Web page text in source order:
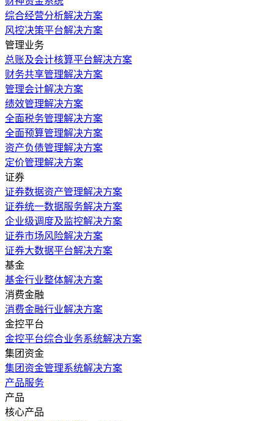
综合经营分析解决方案
风控决策平台解决方案
管理业务
总账及会计核算平台解决方案
财务共享管理解决方案
管理会计解决方案
绩效管理解决方案
全面税务管理解决方案
全面预算管理解决方案
资产负债管理解决方案
定价管理解决方案
证券
证券数据资产管理解决方案
证券统一数据服务解决方案
企业级调度及监控解决方案
证券市场风险解决方案
证券大数据平台解决方案
基金
基金行业整体解决方案
消费金融
消费金融行业解决方案
金控平台
金控平台综合业务系统解决方案
集团资金
集团资金管理系统解决方案
产品服务
产品
核心产品